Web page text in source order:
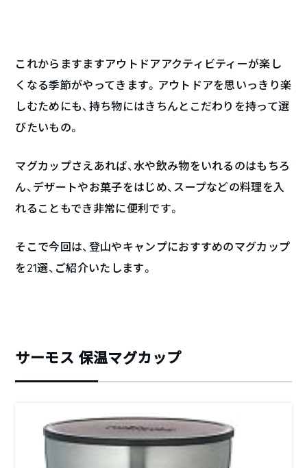
これからますますアウトドアアクティビティーが楽し
くなる季節がやってきます。アウトドアを思いっきり楽
しむためにも、持ち物にはきちんとこだわりを持って選
びたいもの。
マグカップさえあれば、水や飲み物をいれるのはもちろ
ん、デザートやお菓子をはじめ、スープなどの料理を入
れることもでき非常に便利です。
そこで今回は、登山やキャンプにおすすめのマグカップ
を21選、ご紹介いたします。
サーモス 保温マグカップ